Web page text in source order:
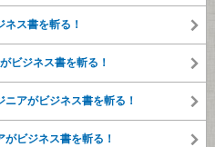
ス書を斬る！
ビジネス書を斬る！
アがビジネス書を斬る！
がビジネス書を斬る！